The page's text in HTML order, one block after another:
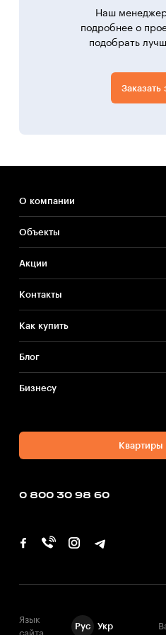
Наш
подробнее о
подобрать
Заказать
О компании
Объекты
Акции
Контакты
Как купить
Блог
Бизнесу
0 800 30 98 60
Язык
сайта
Рус Укр